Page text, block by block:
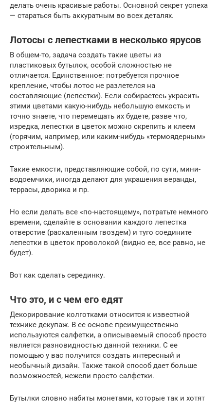
делать очень красивые работы. Основной секрет успеха
— стараться быть аккуратным во всех деталях.
Лотосы с лепестками в несколько ярусов
В общем-то, задача создать такие цветы из
пластиковых бутылок, особой сложностью не
отличается. Единственное: потребуется прочное
крепление, чтобы лотос не разлетелся на
составляющие (лепестки). Если собираетесь украсить
этими цветами какую-нибудь небольшую емкость и
точно знаете, что перемещать их будете, разве что,
изредка, лепестки в цветок можно скрепить и клеем
(горячим, например, или каким-нибудь «термоядерным»
строительным).
Такие емкости, представляющие собой, по сути, мини-
водоемчики, иногда делают для украшения веранды,
террасы, дворика и пр.
Но если делать все «по-настоящему», потратьте немного
времени, сделайте в основании каждого лепестка
отверстие (раскаленным гвоздем) и туго соедините
лепестки в цветок проволокой (видно ее, все равно, не
будет).
Вот как сделать серединку.
Что это, и с чем его едят
Декорирование колготками относится к известной
технике декупаж. В ее основе преимущественно
используются салфетки, а описываемый способ просто
является разновидностью данной техники. С ее
помощью у вас получится создать интересный и
необычный дизайн. Также такой способ дает больше
возможностей, нежели просто салфетки.
Бутылки словно набиты монетами, которые так и хотят